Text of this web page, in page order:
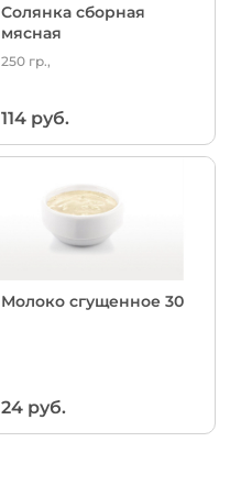
Солянка сборная
мясная
250 гр.,
114 руб.
Молоко сгущенное 30
24 руб.